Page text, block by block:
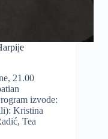
21.00
izvode:
Kristina
Tea